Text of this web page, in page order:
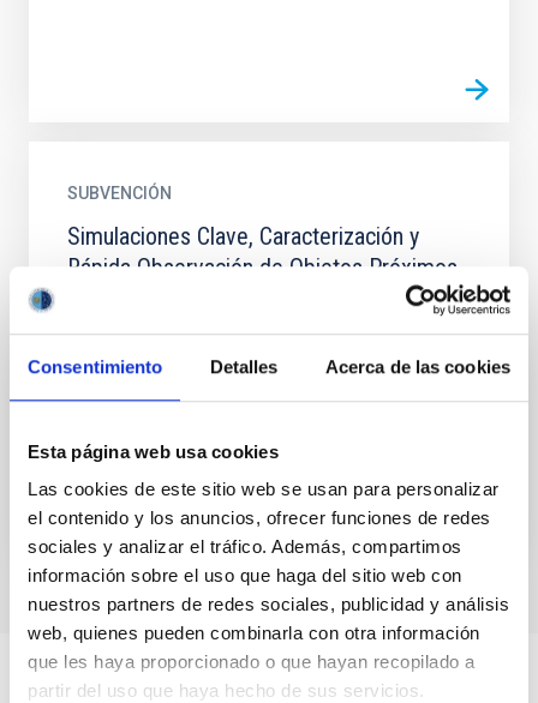
Consentimiento Detalles Acerca de las cookies
Esta página web usa cookies
Las cookies de este sitio web se usan para personalizar
el contenido y los anuncios, ofrecer funciones de redes
sociales y analizar el tráfico. Además, compartimos
información sobre el uso que haga del sitio web con
nuestros partners de redes sociales, publicidad y análisis
web, quienes pueden combinarla con otra información
que les haya proporcionado o que hayan recopilado a
partir del uso que haya hecho de sus servicios.
SUBVENCIÓN
Simulaciones Clave, Caracterización y
Rápida Observación de Objetos Próximos
La investigación de los objetos cercanos a la Tierra
(NEO) puede proporcionar información crucial sobre